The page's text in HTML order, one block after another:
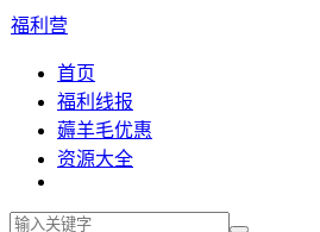
福利营
首页
福利线报
薅羊毛优惠
资源大全